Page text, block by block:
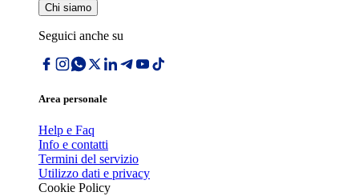
Chi siamo
Seguici anche su
Area personale
Help e Faq
Info e contatti
Termini del servizio
Utilizzo dati e privacy
Cookie Policy